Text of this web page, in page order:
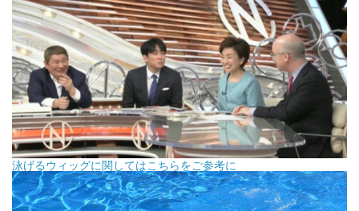
泳げるウィッグに関してはこちらをご参考に